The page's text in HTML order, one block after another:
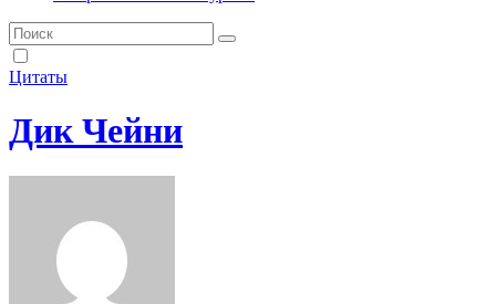
Цитаты
Дик Чейни